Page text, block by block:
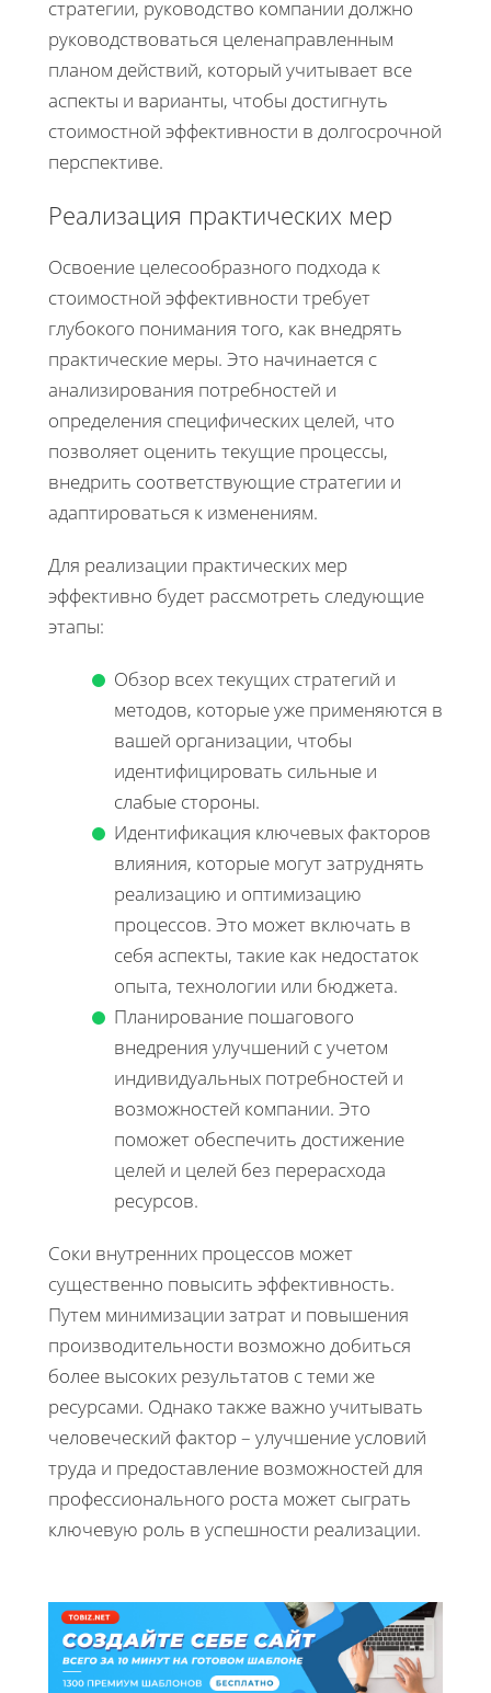
стратегии, руководство компании должно
руководствоваться целенаправленным
планом действий, который учитывает все
аспекты и варианты, чтобы достигнуть
стоимостной эффективности в долгосрочной
перспективе.
Реализация практических мер
Освоение целесообразного подхода к
стоимостной эффективности требует
глубокого понимания того, как внедрять
практические меры. Это начинается с
анализирования потребностей и
определения специфических целей, что
позволяет оценить текущие процессы,
внедрить соответствующие стратегии и
адаптироваться к изменениям.
Для реализации практических мер
эффективно будет рассмотреть следующие
этапы:
Обзор всех текущих стратегий и
методов, которые уже применяются в
вашей организации, чтобы
идентифицировать сильные и
слабые стороны.
Идентификация ключевых факторов
влияния, которые могут затруднять
реализацию и оптимизацию
процессов. Это может включать в
себя аспекты, такие как недостаток
опыта, технологии или бюджета.
Планирование пошагового
внедрения улучшений с учетом
индивидуальных потребностей и
возможностей компании. Это
поможет обеспечить достижение
целей и целей без перерасхода
ресурсов.
Соки внутренних процессов может
существенно повысить эффективность.
Путем минимизации затрат и повышения
производительности возможно добиться
более высоких результатов с теми же
ресурсами. Однако также важно учитывать
человеческий фактор – улучшение условий
труда и предоставление возможностей для
профессионального роста может сыграть
ключевую роль в успешности реализации.